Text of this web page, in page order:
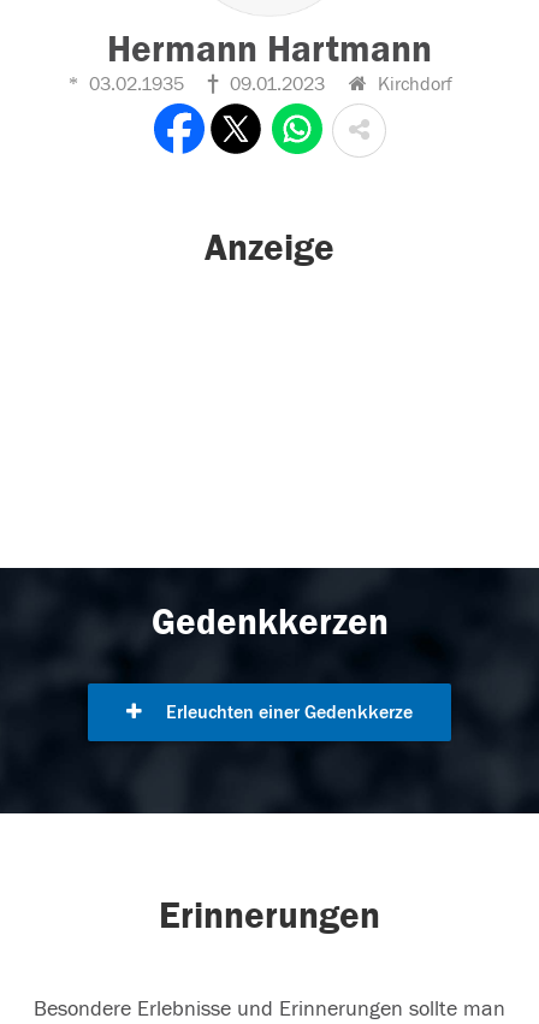
Hermann Hartmann
03.02.1935 09.01.2023 Kirchdorf
Anzeige
Gedenkkerzen
Erleuchten einer Gedenkkerze
Erinnerungen
Besondere Erlebnisse und Erinnerungen sollte man